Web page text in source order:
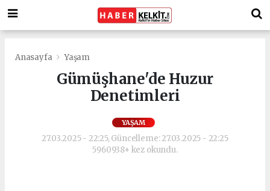
Anasayfa Yaşam
Gümüşhane'de Huzur
Denetimleri
YAŞAM
27.03.2025 - 22:25, Güncelleme: 27.03.2025 - 22:25
5960938+ kez okundu.